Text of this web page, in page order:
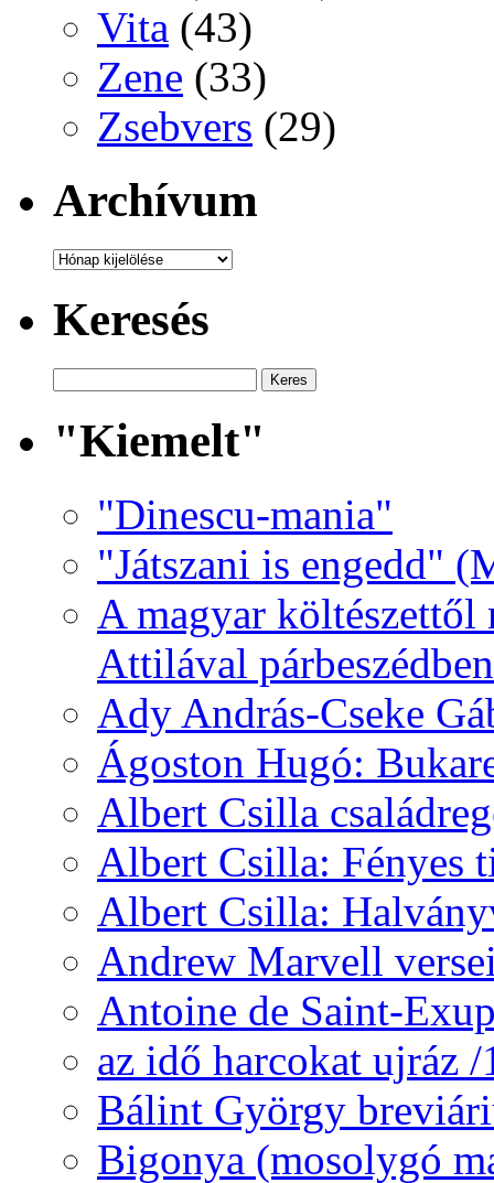
Vita (43)
Zene (33)
Zsebvers (29)
Archívum
Archívum
Keresés
"Kiemelt"
"Dinescu-mania"
"Játszani is engedd"
A magyar
Attilával párbeszédben
Ady András-Cseke
Ágoston Hugó:
Albert Csilla
Albert Csilla: Fényes
Albert Csilla:
Andrew Marvell
Antoine de Saint-
az idő harcokat ujráz
Bálint György
Bigonya (mosolygó